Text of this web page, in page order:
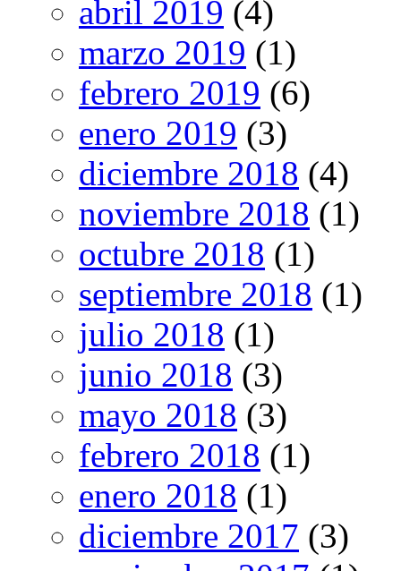
abril 2019 (4)
marzo 2019 (1)
febrero 2019 (6)
enero 2019 (3)
diciembre 2018 (4)
noviembre 2018 (1)
octubre 2018 (1)
septiembre 2018 (1)
julio 2018 (1)
junio 2018 (3)
mayo 2018 (3)
febrero 2018 (1)
enero 2018 (1)
diciembre 2017 (3)